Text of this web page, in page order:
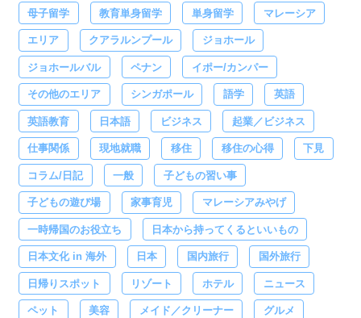
母子留学 教育単身留学 単身留学 マレーシア
エリア クアラルンプール ジョホール
ジョホールバル ペナン イポー/カンパー
その他のエリア シンガポール 語学 英語
英語教育 日本語 ビジネス 起業／ビジネス
仕事関係 現地就職 移住 移住の心得 下見
コラム/日記 一般 子どもの習い事
子どもの遊び場 家事育児 マレーシアみやげ
一時帰国のお役立ち 日本から持ってくるといいもの
日本文化 in 海外 日本 国内旅行 国外旅行
日帰りスポット リゾート ホテル ニュース
ペット 美容 メイド／クリーナー グルメ